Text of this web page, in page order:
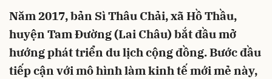
Năm 2017, bản Sì Thâu Chải, xã Hồ Thầu,
huyện Tam Đường (Lai Châu) bắt đầu mở
hướng phát triển du lịch cộng đồng. Bước đầu
tiếp cận với mô hình làm kinh tế mới mẻ này,
Hủy Gửi